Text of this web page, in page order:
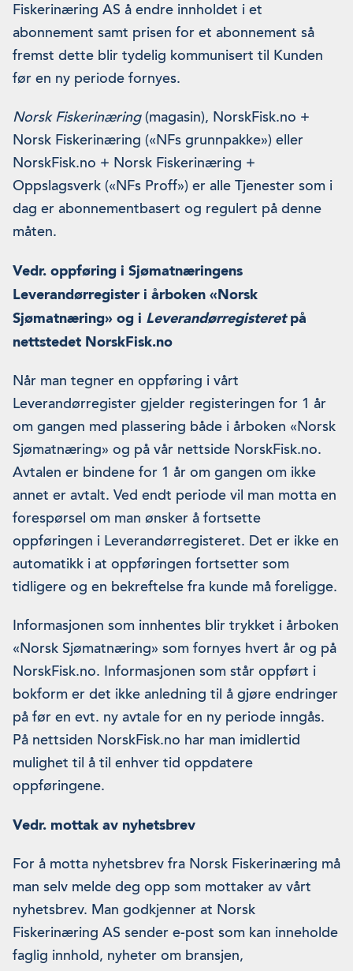
Fiskerinæring AS å endre innholdet i et
abonnement samt prisen for et abonnement så
fremst dette blir tydelig kommunisert til Kunden
før en ny periode fornyes.
Norsk Fiskerinæring(magasin), NorskFisk.no +
Norsk Fiskerinæring («NFs grunnpakke») eller
NorskFisk.no + Norsk Fiskerinæring +
Oppslagsverk («NFs Proff») er alle Tjenester som i
dag er abonnementbasert og regulert på denne
måten.
Vedr. oppføring i Sjømatnæringens
Leverandørregister i årboken «Norsk
Sjømatnæring» og i Leverandørregisteretpå
nettstedet NorskFisk.no
Når man tegner en oppføring i vårt
Leverandørregister gjelder registeringen for 1 år
om gangen med plassering både i årboken «Norsk
Sjømatnæring» og på vår nettside NorskFisk.no.
Avtalen er bindene for 1 år om gangen om ikke
annet er avtalt. Ved endt periode vil man motta en
forespørsel om man ønsker å fortsette
oppføringen i Leverandørregisteret. Det er ikke en
automatikk i at oppføringen fortsetter som
tidligere og en bekreftelse fra kunde må foreligge.
Informasjonen som innhentes blir trykket i årboken
«Norsk Sjømatnæring» som fornyes hvert år og på
NorskFisk.no. Informasjonen som står oppført i
bokform er det ikke anledning til å gjøre endringer
på før en evt. ny avtale for en ny periode inngås.
På nettsiden NorskFisk.no har man imidlertid
mulighet til å til enhver tid oppdatere
oppføringene.
Vedr. mottak av nyhetsbrev
For å motta nyhetsbrev fra Norsk Fiskerinæring må
man selv melde deg opp som mottaker av vårt
nyhetsbrev. Man godkjenner at Norsk
Fiskerinæring AS sender e-post som kan inneholde
faglig innhold, nyheter om bransjen,